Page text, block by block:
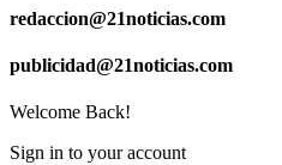
redaccion@21noticias.com
publicidad@21noticias.com
Welcome Back!
Sign in to your account